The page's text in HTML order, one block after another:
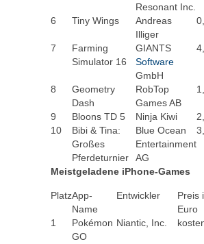
Resonant Inc.
6 Tiny Wings
Andreas
Illiger
7
Farming
Simulator 16
GIANTS
Software
GmbH
8
Geometry
Dash
RobTop
Games AB
9 Bloons TD 5 Ninja Kiwi
10
Bibi & Tina:
Großes
Pferdeturnier
Blue Ocean
Entertainment
AG
Meistgeladene iPhone-Games
PlatzApp-
Name
Entwickler
Preis
Euro
1
Pokémon
GO
Niantic, Inc.